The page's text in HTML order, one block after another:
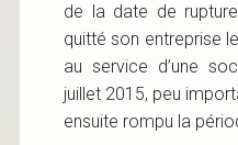
de la date de
quitté son entreprise
au service d’une
juillet 2015, peu
ensuite rompu la